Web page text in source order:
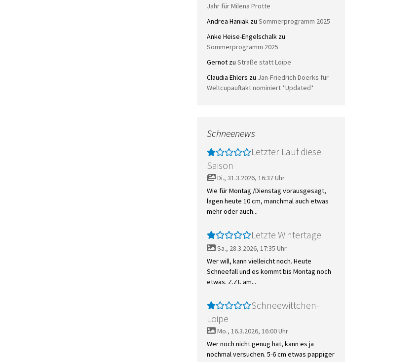
Jahr für Milena Protte
Andrea Haniak zu Sommerprogramm 2025
Anke Heise-Engelschalk zu
Sommerprogramm 2025
Gernot zu Straße statt Loipe
Claudia Ehlers zu Jan-Friedrich Doerks für
Weltcupauftakt nominiert *Updated*
Schneenews
Letzter Lauf diese
Saison
Di., 31.3.2026, 16:37 Uhr
Wie für Montag /Dienstag vorausgesagt,
lagen heute 10 cm, manchmal auch etwas
mehr oder auch...
Letzte Wintertage
Sa., 28.3.2026, 17:35 Uhr
Wer will, kann vielleicht noch. Heute
Schneefall und es kommt bis Montag noch
etwas. Z.Zt. am...
Schneewittchen-
Loipe
Mo., 16.3.2026, 16:00 Uhr
Wer noch nicht genug hat, kann es ja
nochmal versuchen. 5-6 cm etwas pappiger